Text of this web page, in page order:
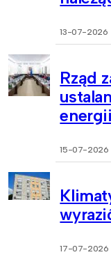
13-07-2026
Rząd
15-07-2026
17-07-2026